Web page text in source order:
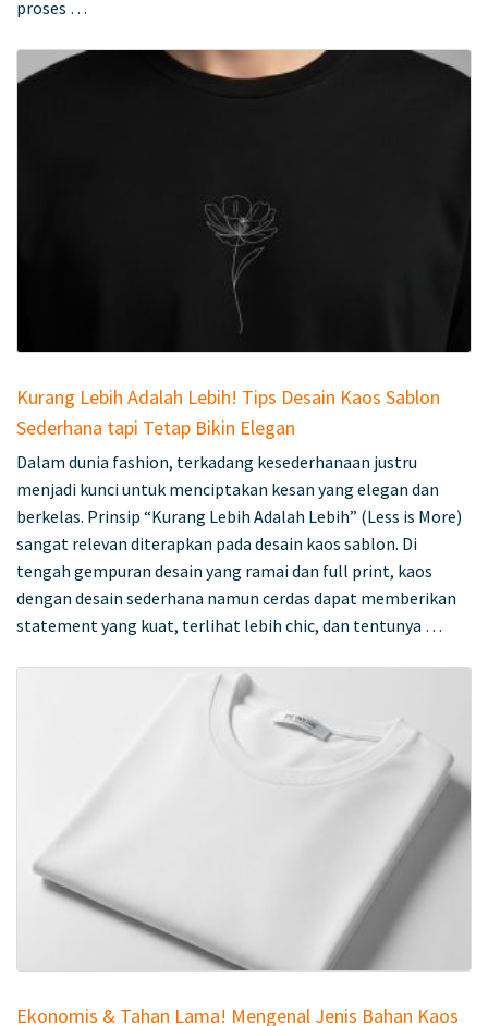
proses …
Kurang Lebih Adalah Lebih! Tips Desain Kaos Sablon
Sederhana tapi Tetap Bikin Elegan
Dalam dunia fashion, terkadang kesederhanaan justru
menjadi kunci untuk menciptakan kesan yang elegan dan
berkelas. Prinsip “Kurang Lebih Adalah Lebih” (Less is More)
sangat relevan diterapkan pada desain kaos sablon. Di
tengah gempuran desain yang ramai dan full print, kaos
dengan desain sederhana namun cerdas dapat memberikan
statement yang kuat, terlihat lebih chic, dan tentunya …
Ekonomis & Tahan Lama! Mengenal Jenis Bahan Kaos